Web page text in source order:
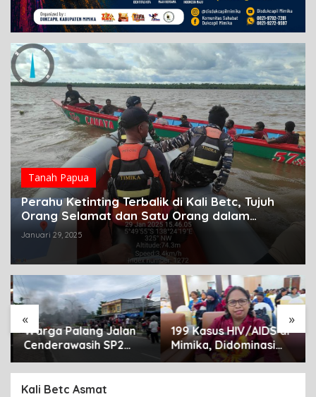
Tanah Papua
Perahu Ketinting Terbalik di Kali Betc, Tujuh
Orang Selamat dan Satu Orang dalam
Pencarian
Januari 29, 2025
« »
Warga Palang Jalan
Cenderawasih SP2
Eksekusi Lahan
Pemicunya
199 Kasus HIV/AIDS di
Mimika, Didominasi
Usia Produktif 15-34
Tahun
Kali Betc Asmat